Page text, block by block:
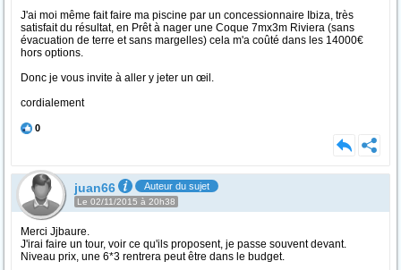
J'ai moi même fait faire ma piscine par un concessionnaire Ibiza, très
satisfait du résultat, en Prêt à nager une Coque 7mx3m Riviera (sans
évacuation de terre et sans margelles) cela m'a coûté dans les 14000€
hors options.
Donc je vous invite à aller y jeter un œil.
cordialement
0
juan66 Auteur du sujet
Le 02/11/2015 à 20h38
Merci Jjbaure.
J'irai faire un tour, voir ce qu'ils proposent, je passe souvent devant.
Niveau prix, une 6*3 rentrera peut être dans le budget.